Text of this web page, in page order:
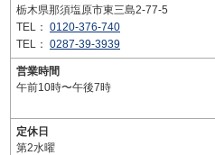
栃木県那須塩原市東三島2-77-5
TEL： 0120-376-740
TEL： 0287-39-3939
営業時間
午前10時〜午後7時
定休日
第2水曜